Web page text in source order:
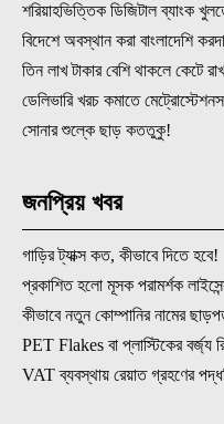
শরিয়াহভিত্তিক ডিজিটাল ব্যাংক
বিদেশে অবস্থান করা বাংলাদেশি
তিন লাখ টাকার বেশি থাকলে কেটে
ডেলিভারি খরচ কমাতে
সোনার শুল্কে ছাড় কততুকু!
জনপ্রিয় খবর
গাড়ির ট্যাক্স কত, কীভাবে দিতে হবে!
প্রকাশিত হলো মূসক পরামর্শক
কীভাবে নতুন কোম্পানির নামের
PET Flakes বা প্লাস্টিকের বর্জ্য
VAT ব্যবস্থায় রেয়াত গ্রহণের